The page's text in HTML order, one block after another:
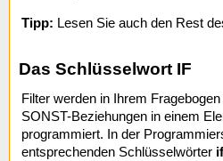
Tipp: Lesen Sie auch den Rest
Das Schlüsselwort IF
Filter werden in Ihrem
SONST-Beziehungen in einem
programmiert. In der
entsprechenden Schlüsselwörter if